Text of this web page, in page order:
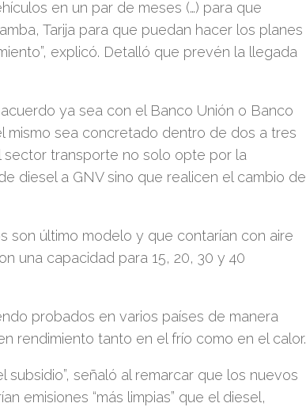
en un par de meses (…) para que
Tarija para que puedan hacer los planes
explicó. Detalló que prevén la llegada
ya sea con el Banco Unión o Banco
mismo sea concretado dentro de dos a tres
sector transporte no solo opte por la
diesel a GNV sino que realicen el cambio de
son último modelo y que contarían con aire
una capacidad para 15, 20, 30 y 40
probados en varios países de manera
rendimiento tanto en el frío como en el calor.
subsidio”, señaló al remarcar que los nuevos
emisiones “más limpias” que el diesel,